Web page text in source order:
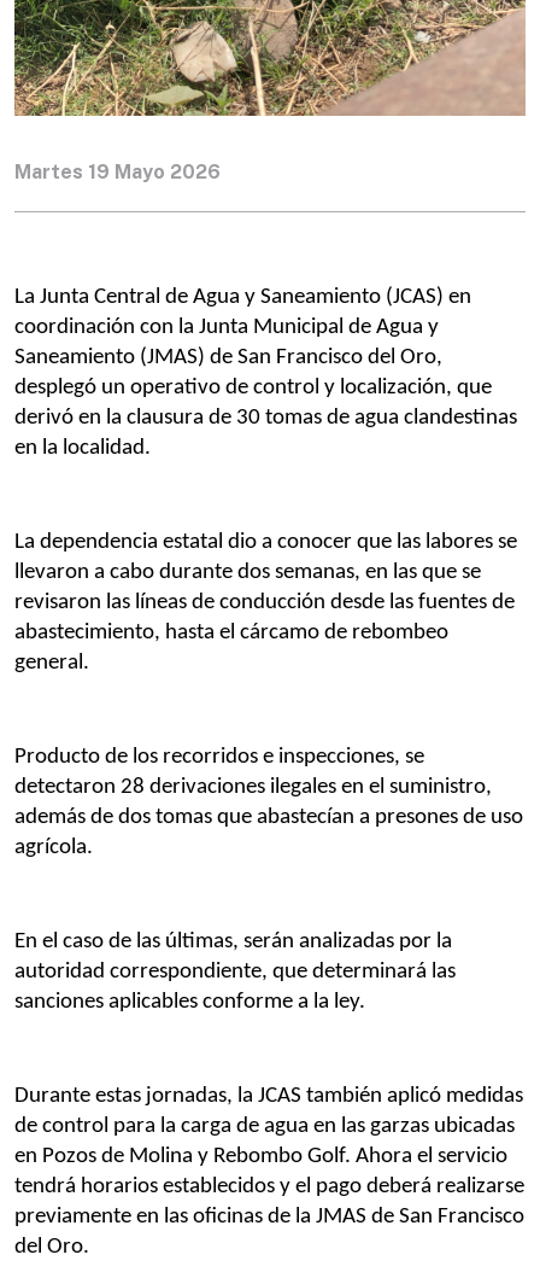
Martes 19 Mayo 2026
La Junta Central de Agua y Saneamiento (JCAS) en
coordinación con la Junta Municipal de Agua y
Saneamiento (JMAS) de San Francisco del Oro,
desplegó un operativo de control y localización, que
derivó en la clausura de 30 tomas de agua clandestinas
en la localidad.
La dependencia estatal dio a conocer que las labores se
llevaron a cabo durante dos semanas, en las que se
revisaron las líneas de conducción desde las fuentes de
abastecimiento, hasta el cárcamo de rebombeo
general.
Producto de los recorridos e inspecciones, se
detectaron 28 derivaciones ilegales en el suministro,
además de dos tomas que abastecían a presones de uso
agrícola.
En el caso de las últimas, serán analizadas por la
autoridad correspondiente, que determinará las
sanciones aplicables conforme a la ley.
Durante estas jornadas, la JCAS también aplicó medidas
de control para la carga de agua en las garzas ubicadas
en Pozos de Molina y Rebombo Golf. Ahora el servicio
tendrá horarios establecidos y el pago deberá realizarse
previamente en las oficinas de la JMAS de San Francisco
del Oro.